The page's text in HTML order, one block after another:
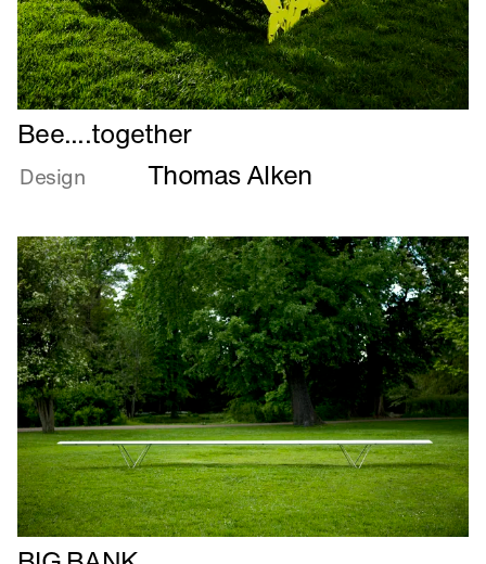
Læs
mere
om
Bee....together
Design Thomas Alken
Læs